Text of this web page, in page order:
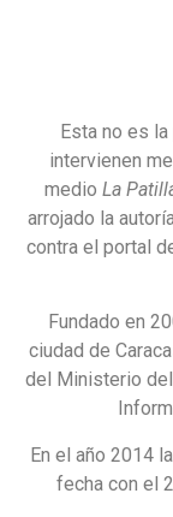
Esta no es
intervienen
medio La
arrojado la
contra el portal
Fundado en
ciudad de
del Ministerio
En el año 2014
fecha con el